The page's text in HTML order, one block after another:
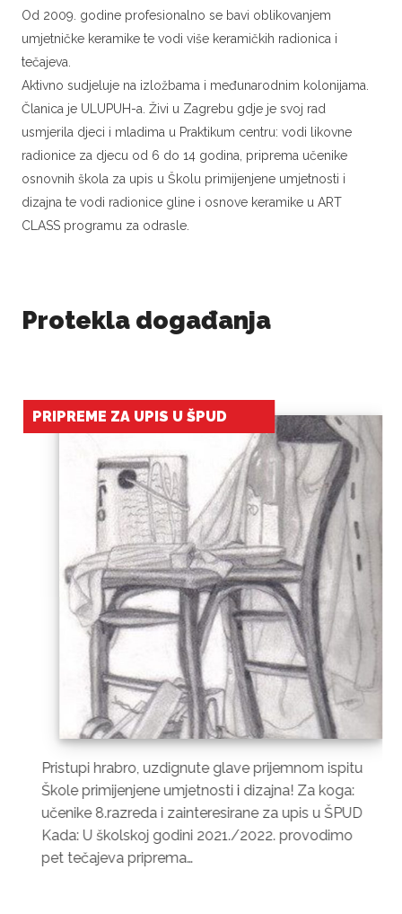
Od 2009. godine profesionalno se bavi oblikovanjem
umjetničke keramike te vodi više keramičkih radionica i
tečajeva.
Aktivno sudjeluje na izložbama i međunarodnim kolonijama.
Članica je ULUPUH-a. Živi u Zagrebu gdje je svoj rad
usmjerila djeci i mladima u Praktikum centru: vodi likovne
radionice za djecu od 6 do 14 godina, priprema učenike
osnovnih škola za upis u Školu primijenjene umjetnosti i
dizajna te vodi radionice gline i osnove keramike u ART
CLASS programu za odrasle.
Protekla događanja
PRIPREME ZA UPIS U ŠPUD
Pristupi hrabro, uzdignute glave prijemnom ispitu
Škole primijenjene umjetnosti i dizajna! Za koga:
učenike 8.razreda i zainteresirane za upis u ŠPUD
Kada: U školskoj godini 2021./2022. provodimo
pet tečajeva priprema…